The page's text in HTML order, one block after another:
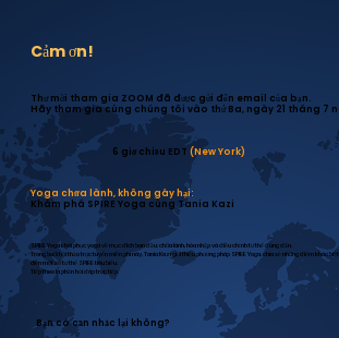
Cảm ơn!
Thư mời tham gia ZOOM đã được gửi đến email của bạn.
Hãy tham gia cùng chúng tôi vào thứ Ba, ngày 21 tháng 7
6 giờ chiều EDT (New York)
Yoga chữa lành, không gây hại:
Khám phá SPIRE Yoga cùng Tania Kazi
SPIRE Yoga khôi phục yoga về mục đích ban đầu: chữa lành, hòa nhập và điều chỉnh tư thế đúng đắn.
Trong buổi hội thảo trực tuyến miễn phí này, Tania Kazi giới thiệu phương pháp SPIRE Yoga, chia sẻ những điểm khác
diễn một số tư thế SPIRE tiêu biểu.
Tiếp theo là phần hỏi đáp trực tiếp.
Bạn có cần nhắc lại không?